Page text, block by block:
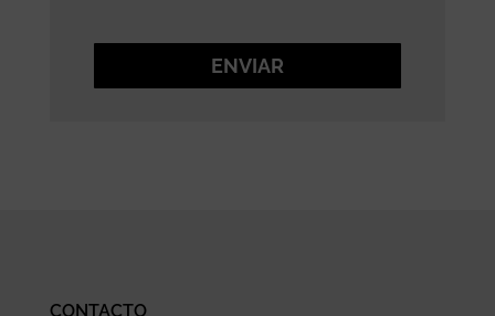
ENVIAR
CONTACTO